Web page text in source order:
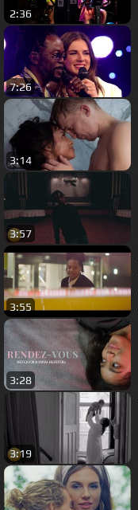
2:36
7:26
3:14
3:57
3:55
3:28
3:19